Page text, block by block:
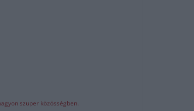
szuper közösségben.